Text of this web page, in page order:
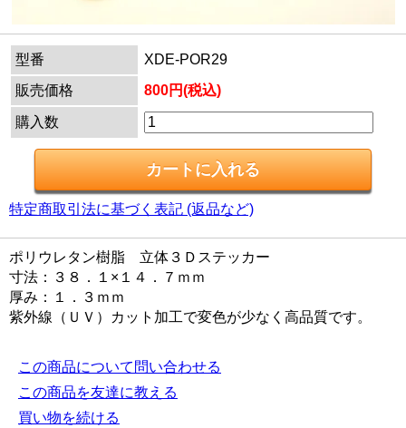
型番
XDE-POR29
販売価格
800円(税込)
購入数
特定商取引法に基づく表記 (返品など)
ポリウレタン樹脂 立体３Ｄステッカー
寸法：３８．１×１４．７ｍｍ
厚み：１．３ｍｍ
紫外線（ＵＶ）カット加工で変色が少なく高品質です。
この商品について問い合わせる
この商品を友達に教える
買い物を続ける